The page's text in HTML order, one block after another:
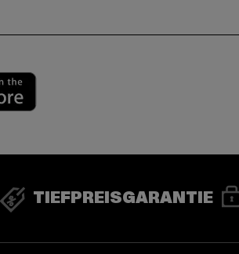
TIEFPREISGARANTIE